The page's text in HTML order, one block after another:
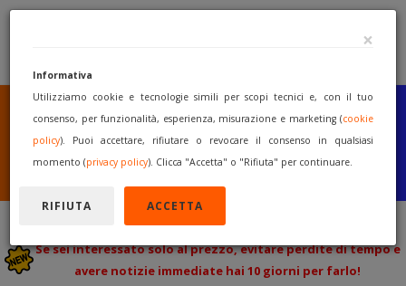
SEI UN COSTRUTTORE
O UN RIVENDITORE?
PUBBLICA GRATUITAMENTE
I TUOI MACCHINARI
INIZIA A VENDERE
Se sei interessato solo al prezzo, evitare perdite di tempo e
avere notizie immediate hai 10 giorni per farlo!
×
Informativa
Utilizziamo cookie e tecnologie simili per scopi tecnici e, con il tuo
consenso, per funzionalità, esperienza, misurazione e marketing (cookie
policy). Puoi accettare, rifiutare o revocare il consenso in qualsiasi
momento (privacy policy). Clicca "Accetta" o "Rifiuta" per continuare.
RIFIUTA ACCETTA